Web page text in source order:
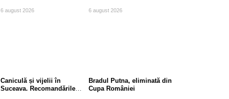
6 august 2026 6 august 2026
Caniculă și vijelii în
Suceava. Recomandările
Bradul Putna, eliminată din
Cupa României